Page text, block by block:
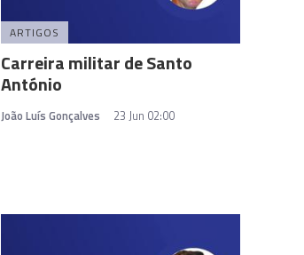
ARTIGOS
Carreira militar de Santo
António
João Luís Gonçalves 23 Jun 02:00